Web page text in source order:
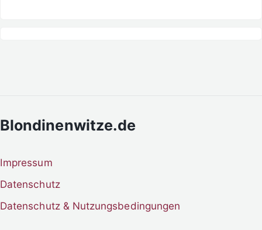
Blondinenwitze.de
Impressum
Datenschutz
Datenschutz & Nutzungsbedingungen